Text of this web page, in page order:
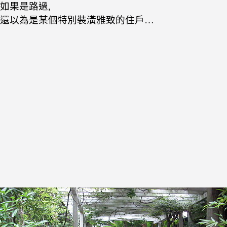
如果是路過,
還以為是某個特別裝潢雅致的住戶…